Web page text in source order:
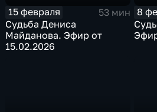
15 февраля
53 мин
Судьба Дениса
Майданова. Эфир от
15.02.2026
8